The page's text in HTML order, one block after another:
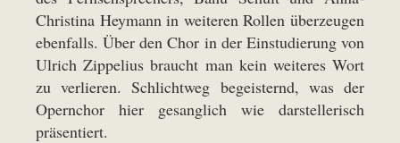
Christina Heymann in weiteren Rollen überzeugen
ebenfalls. Über den Chor in der Einstudierung von
Ulrich Zippelius braucht man kein weiteres Wort
zu verlieren. Schlichtweg begeisternd, was der
Opernchor hier gesanglich wie darstellerisch
präsentiert.